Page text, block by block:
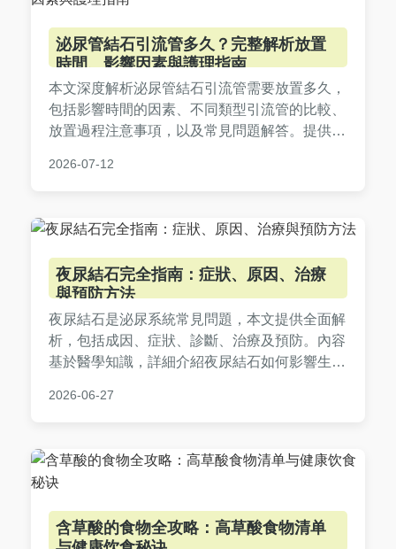
泌尿管結石引流管多久？完整解析放置
時間、影響因素與護理指南
本文深度解析泌尿管結石引流管需要放置多久，
包括影響時間的因素、不同類型引流管的比較、
放置過程注意事項，以及常見問題解答。提供實
流程，減少焦慮並促進康復。
2026-07-12
夜尿結石完全指南：症狀、原因、治療
與預防方法
夜尿結石是泌尿系統常見問題，本文提供全面解
析，包括成因、症狀、診斷、治療及預防。內容
基於醫學知識，詳細介紹夜尿結石如何影響生
幫助減少夜間起床次數。我們也解答常見疑問，
2026-06-27
含草酸的食物全攻略：高草酸食物清单